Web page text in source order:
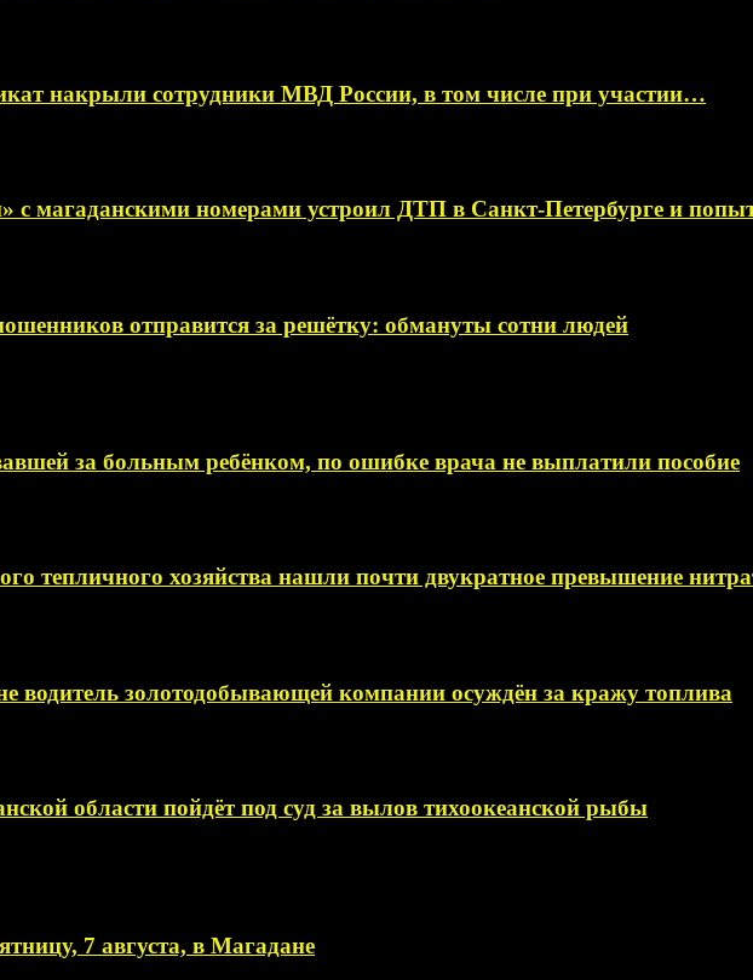
накрыли сотрудники МВД России, в том числе при участии…
с магаданскими номерами устроил ДТП в Санкт-Петербурге и
отправится за решётку: обмануты сотни людей
за больным ребёнком, по ошибке врача не выплатили пособие
тепличного хозяйства нашли почти двукратное превышение
водитель золотодобывающей компании осуждён за кражу топлива
области пойдёт под суд за вылов тихоокеанской рыбы
7 августа, в Магадане